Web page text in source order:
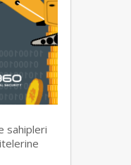
sahipleri